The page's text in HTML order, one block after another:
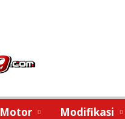
Motor Modifikasi